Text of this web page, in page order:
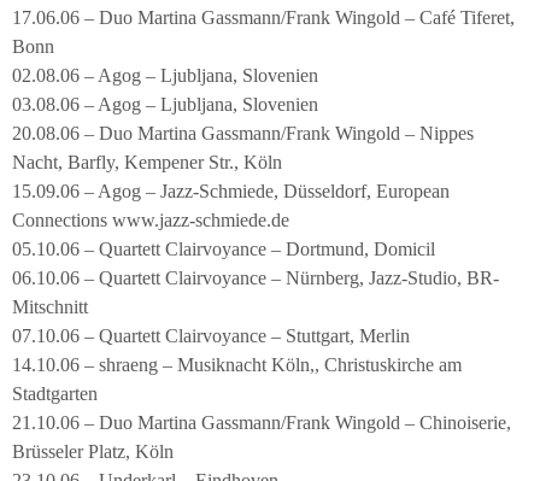
17.06.06 – Duo Martina Gassmann/Frank Wingold – Café Tiferet,
Bonn
02.08.06 – Agog – Ljubljana, Slovenien
03.08.06 – Agog – Ljubljana, Slovenien
20.08.06 – Duo Martina Gassmann/Frank Wingold – Nippes
Nacht, Barfly, Kempener Str., Köln
15.09.06 – Agog – Jazz-Schmiede, Düsseldorf, European
Connections www.jazz-schmiede.de
05.10.06 – Quartett Clairvoyance – Dortmund, Domicil
06.10.06 – Quartett Clairvoyance – Nürnberg, Jazz-Studio, BR-
Mitschnitt
07.10.06 – Quartett Clairvoyance – Stuttgart, Merlin
14.10.06 – shraeng – Musiknacht Köln,, Christuskirche am
Stadtgarten
21.10.06 – Duo Martina Gassmann/Frank Wingold – Chinoiserie,
Brüsseler Platz, Köln